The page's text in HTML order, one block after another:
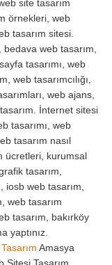
site tasarım
örnekleri, web
tasarım sitesi.
web tasarım,
tasarımı, web
web tasarımcılığı,
web ajans,
tasarım. İnternet sitesi
tasarımı, web
tasarım nasıl
ücretleri, kurumsal
tasarım,
iosb web tasarım,
web tasarım
tasarım, bakırköy
yaptınız.
Amasya
Tasarım,